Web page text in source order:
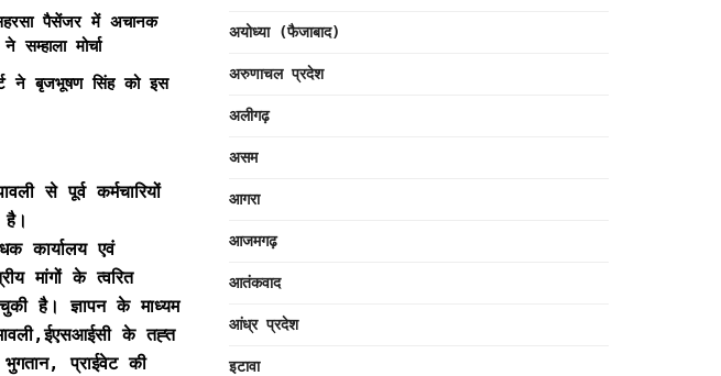
पैसेंजर में अचानक
मोर्चा
ने बृजभूषण सिंह को इस
से पूर्व कर्मचारियों
कार्यालय एवं
मांगों के त्वरित
है। ज्ञापन के माध्यम
के तह्त
भुगतान, प्राईवेट की
अयोध्या (फैजाबाद)
अरुणाचल प्रदेश
अलीगढ़
असम
आगरा
आजमगढ़
आतंकवाद
आंध्र प्रदेश
इटावा